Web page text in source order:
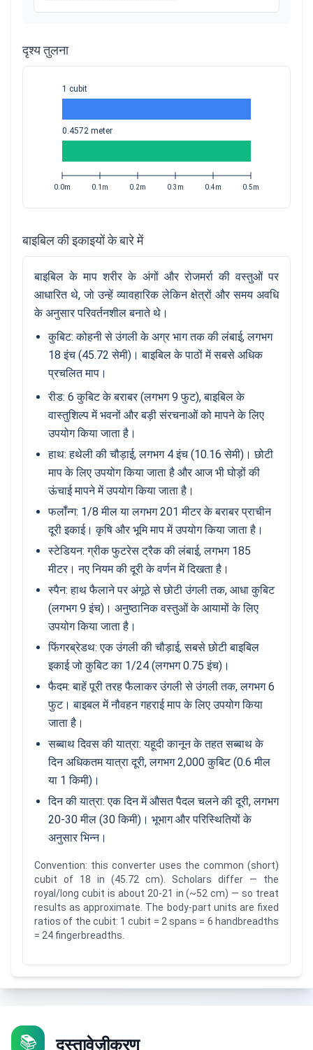
दृश्य तुलना
1 cubit
0.4572 meter
0.0m 0.1m 0.2m 0.3m 0.4m 0.5m
बाइबिल की इकाइयों के बारे में
बाइबिल के माप शरीर के अंगों और रोजमर्रा की वस्तुओं पर
आधारित थे, जो उन्हें व्यावहारिक लेकिन क्षेत्रों और समय अवधि
के अनुसार परिवर्तनशील बनाते थे।
कुबिट: कोहनी से उंगली के अग्र भाग तक की लंबाई, लगभग
18 इंच (45.72 सेमी)। बाइबिल के पाठों में सबसे अधिक
प्रचलित माप।
रीड: 6 कुबिट के बराबर (लगभग 9 फुट), बाइबिल के
वास्तुशिल्प में भवनों और बड़ी संरचनाओं को मापने के लिए
उपयोग किया जाता है।
हाथ: हथेली की चौड़ाई, लगभग 4 इंच (10.16 सेमी)। छोटी
माप के लिए उपयोग किया जाता है और आज भी घोड़ों की
ऊंचाई मापने में उपयोग किया जाता है।
फर्लॉन्ग: 1/8 मील या लगभग 201 मीटर के बराबर प्राचीन
दूरी इकाई। कृषि और भूमि माप में उपयोग किया जाता है।
स्टेडियन: ग्रीक फुटरेस ट्रैक की लंबाई, लगभग 185
मीटर। नए नियम की दूरी के वर्णन में दिखता है।
स्पैन: हाथ फैलाने पर अंगूठे से छोटी उंगली तक, आधा कुबिट
(लगभग 9 इंच)। अनुष्ठानिक वस्तुओं के आयामों के लिए
उपयोग किया जाता है।
फिंगरब्रेडथ: एक उंगली की चौड़ाई, सबसे छोटी बाइबिल
इकाई जो कुबिट का 1/24 (लगभग 0.75 इंच)।
फैदम: बाहें पूरी तरह फैलाकर उंगली से उंगली तक, लगभग 6
फुट। बाइबल में नौवहन गहराई माप के लिए उपयोग किया
जाता है।
सब्बाथ दिवस की यात्रा: यहूदी कानून के तहत सब्बाथ के
दिन अधिकतम यात्रा दूरी, लगभग 2,000 कुबिट (0.6 मील
या 1 किमी)।
दिन की यात्रा: एक दिन में औसत पैदल चलने की दूरी, लगभग
20-30 मील (30 किमी)। भूभाग और परिस्थितियों के
अनुसार भिन्न।
Convention: this converter uses the common (short)
cubit of 18 in (45.72 cm). Scholars differ — the
royal/long cubit is about 20-21 in (~52 cm) — so treat
results as approximate. The body-part units are fixed
ratios of the cubit: 1 cubit = 2 spans = 6 handbreadths
= 24 fingerbreadths.
📚 दस्तावेज़ीकरण